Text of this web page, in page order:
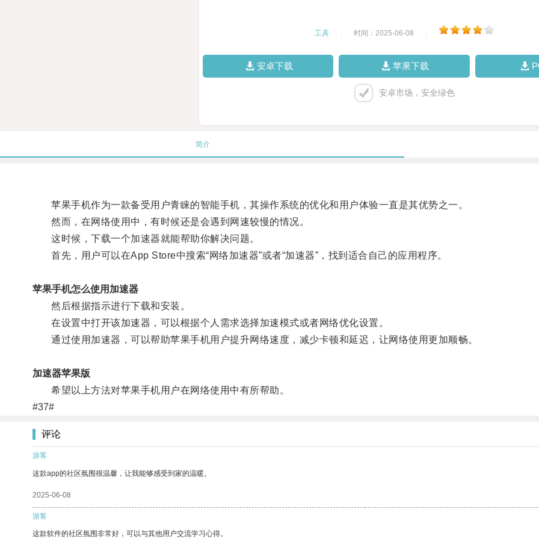
工具 时间：2025-06-08
安卓下载 苹果下载
安卓市场，安全绿色
简介
苹果手机作为一款备受用户青睐的智能手机，其操作系统的优化和用户体验一直是其优势之一。
然而，在网络使用中，有时候还是会遇到网速较慢的情况。
这时候，下载一个加速器就能帮助你解决问题。
首先，用户可以在App Store中搜索“网络加速器”或者“加速器”，找到适合自己的应用程序。
苹果手机怎么使用加速器
然后根据指示进行下载和安装。
在设置中打开该加速器，可以根据个人需求选择加速模式或者网络优化设置。
通过使用加速器，可以帮助苹果手机用户提升网络速度，减少卡顿和延迟，让网络使用更加顺畅。
加速器苹果版
希望以上方法对苹果手机用户在网络使用中有所帮助。
#37#
评论
游客
这款app的社区氛围很温馨，让我能够感受到家的温暖。
2025-06-08
游客
这款软件的社区氛围非常好，可以与其他用户交流学习心得。